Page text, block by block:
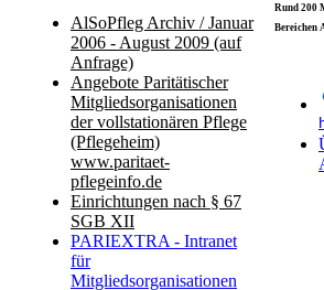
AlSoPfleg Archiv / Januar
2006 - August 2009 (auf
Anfrage)
Angebote Paritätischer
Mitgliedsorganisationen
der vollstationären Pflege
(Pflegeheim)
www.paritaet-
pflegeinfo.de
Einrichtungen nach § 67
SGB XII
PARIEXTRA - Intranet
für
Mitgliedsorganisationen
Rund 200
Bereichen